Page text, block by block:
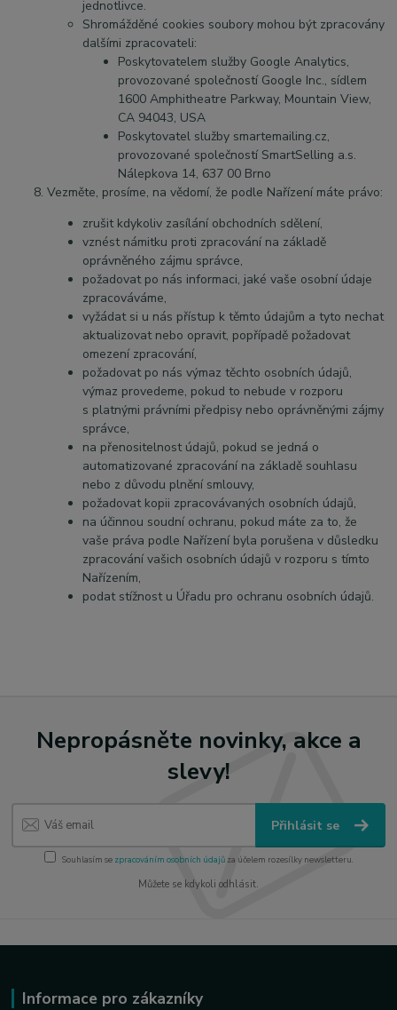
jednotlivce.
Shromážděné cookies soubory mohou být zpracovány
dalšími zpracovateli:
Poskytovatelem služby Google Analytics,
provozované společností Google Inc., sídlem
1600 Amphitheatre Parkway, Mountain View,
CA 94043, USA
Poskytovatel služby smartemailing.cz,
provozované společností SmartSelling a.s.
Nálepkova 14, 637 00 Brno
Vezměte, prosíme, na vědomí, že podle Nařízení máte právo:
zrušit kdykoliv zasílání obchodních sdělení,
vznést námitku proti zpracování na základě
oprávněného zájmu správce,
požadovat po nás informaci, jaké vaše osobní údaje
zpracováváme,
vyžádat si u nás přístup k těmto údajům a tyto nechat
aktualizovat nebo opravit, popřípadě požadovat
omezení zpracování,
požadovat po nás výmaz těchto osobních údajů,
výmaz provedeme, pokud to nebude v rozporu
s platnými právními předpisy nebo oprávněnými zájmy
správce,
na přenositelnost údajů, pokud se jedná o
automatizované zpracování na základě souhlasu
nebo z důvodu plnění smlouvy,
požadovat kopii zpracovávaných osobních údajů,
na účinnou soudní ochranu, pokud máte za to, že
vaše práva podle Nařízení byla porušena v důsledku
zpracování vašich osobních údajů v rozporu s tímto
Nařízením,
podat stížnost u Úřadu pro ochranu osobních údajů.
Nepropásněte novinky, akce a
slevy!
Přihlásit se
Souhlasím se zpracováním osobních údajůza účelem rozesílky newsletteru.
Můžete se kdykoli odhlásit.
Informace pro zákazníky